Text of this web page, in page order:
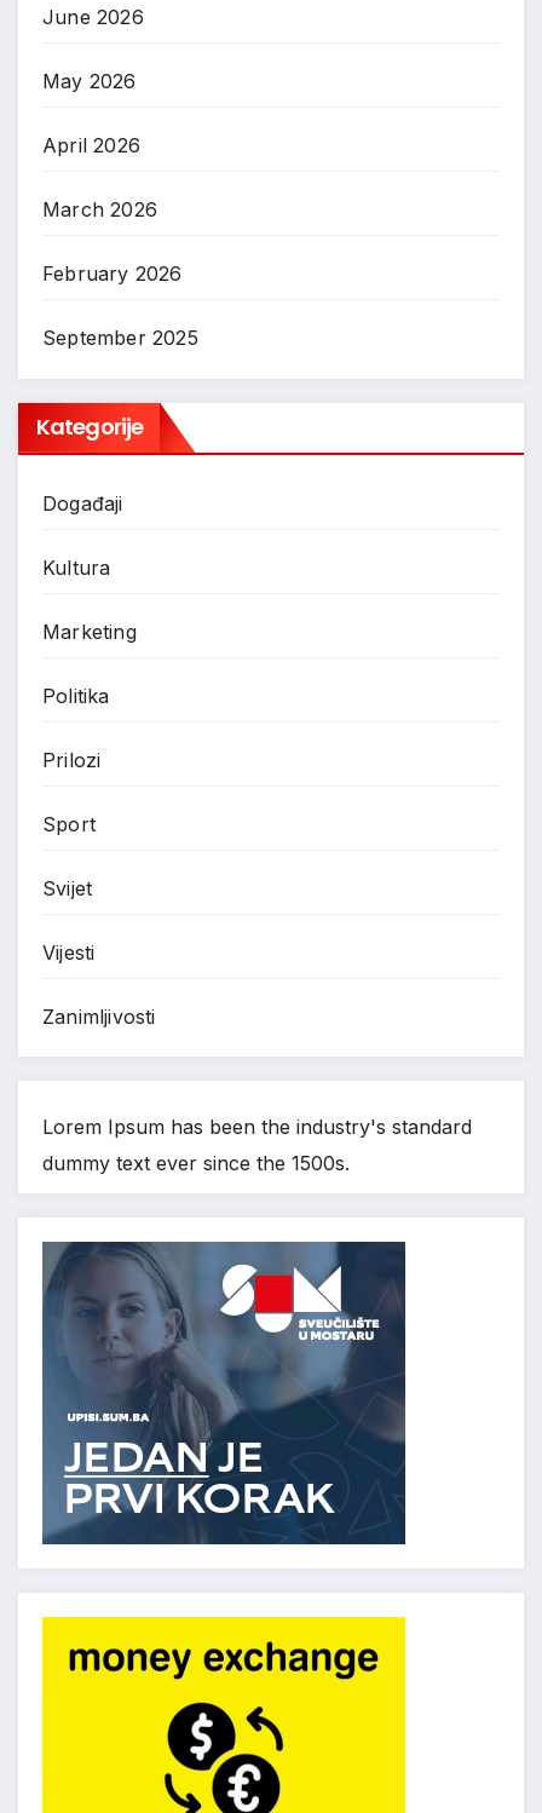
June 2026
May 2026
April 2026
March 2026
February 2026
September 2025
Kategorije
Događaji
Kultura
Marketing
Politika
Prilozi
Sport
Svijet
Vijesti
Zanimljivosti
Lorem Ipsum has been the industry's standard
dummy text ever since the 1500s.